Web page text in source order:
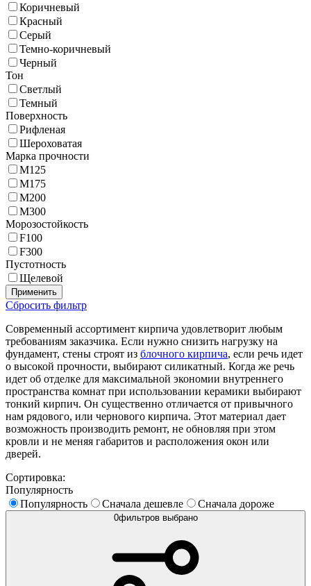
Коричневый
Красный
Серый
Темно-коричневый
Черный
Тон
Светлый
Темный
Поверхность
Рифленая
Шероховатая
Марка прочности
M125
M175
M200
M300
Морозостойкость
F100
F300
Пустотность
Щелевой
Применить
Сбросить фильтр
Современный ассортимент кирпича удовлетворит любым
требованиям заказчика. Если нужно снизить нагрузку на
фундамент, стены строят из блочного кирпича, если речь идет
о высокой прочности, выбирают силикатный. Когда же речь
идет об отделке для максимальной экономии внутреннего
пространства комнат при использовании керамики выбирают
тонкий кирпич. Он существенно отличается от привычного
нам рядового, или чернового кирпича. Этот материал дает
возможность производить ремонт, не обновляя при этом
кровли и не меняя габаритов и расположения окон или
дверей.
Сортировка:
Популярность
Популярность
Сначала дешевле Сначала дороже
0фильтров выбрано